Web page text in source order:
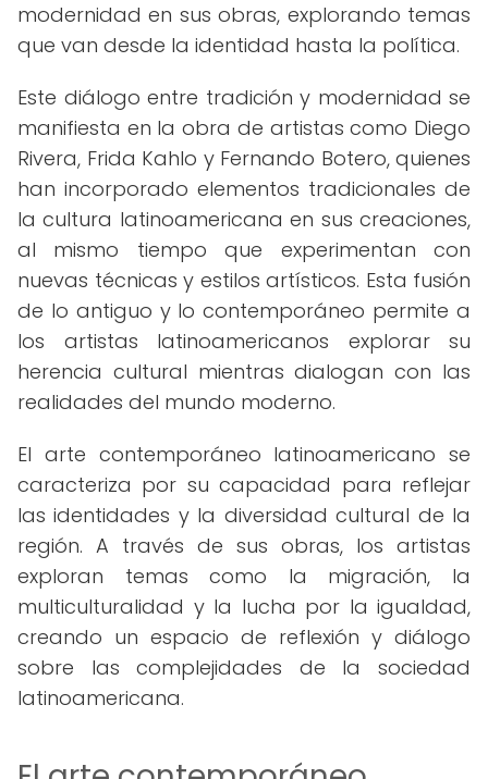
modernidad en sus obras, explorando temas
que van desde la identidad hasta la política.
Este diálogo entre tradición y modernidad se
manifiesta en la obra de artistas como Diego
Rivera, Frida Kahlo y Fernando Botero, quienes
han incorporado elementos tradicionales de
la cultura latinoamericana en sus creaciones,
al mismo tiempo que experimentan con
nuevas técnicas y estilos artísticos. Esta fusión
de lo antiguo y lo contemporáneo permite a
los artistas latinoamericanos explorar su
herencia cultural mientras dialogan con las
realidades del mundo moderno.
El arte contemporáneo latinoamericano se
caracteriza por su capacidad para reflejar
las identidades y la diversidad cultural de la
región. A través de sus obras, los artistas
exploran temas como la migración, la
multiculturalidad y la lucha por la igualdad,
creando un espacio de reflexión y diálogo
sobre las complejidades de la sociedad
latinoamericana.